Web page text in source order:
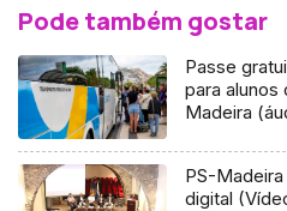
Pode também gostar
Passe
para alunos
Madeira
PS-
digital